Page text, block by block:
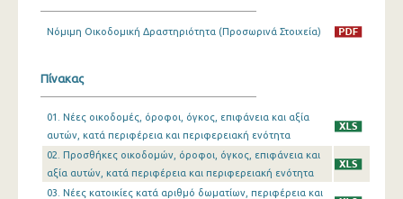
Σεπτεμβρίου 2023
Αυγούστου 2023
Ιουλίου 2023
Ιουνίου 2023
Νόμιμη Οικοδομική Δραστηριότητα (Προσωρινά Στοιχεία)
Πίνακας
01. Νέες οικοδομές, όροφοι, όγκος, επιφάνεια και αξία
αυτών, κατά περιφέρεια και περιφερειακή ενότητα
02. Προσθήκες οικοδομών, όροφοι, όγκος, επιφάνεια και
αξία αυτών, κατά περιφέρεια και περιφερειακή ενότητα
03. Νέες κατοικίες κατά αριθμό δωματίων, περιφέρεια και